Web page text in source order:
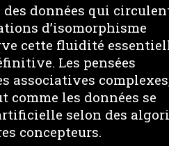
données qui
d’isomorphisme
cette fluidité
Les pensées
associatives
comme les données se
selon des
concepteurs.